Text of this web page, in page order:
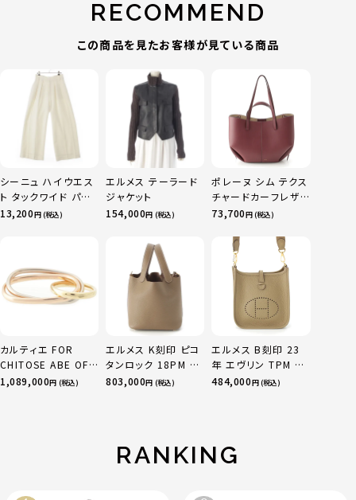
RECOMMEND
この商品を見たお客様が見ている商品
シーニュ ハイウエス
ト タックワイド パン
ツ ボトムス オフホワ
13,200円 (税込)
エルメス テーラード
ジャケット
154,000円 (税込)
ポレーヌ シム テクス
チャードカーフレザ
ー トートバッグ ダー
73,700円 (税込)
カルティエ FOR
CHITOSE ABE OF
sacai サカイ 750
1,089,000円 (税込)
エルメス K刻印 ピコ
タンロック 18PM ト
リヨン ハンドバッグ
803,000円 (税込)
エルメス B刻印 23
年 エヴリン TPM 16
アマゾン トリヨンク
484,000円 (税込)
RANKING